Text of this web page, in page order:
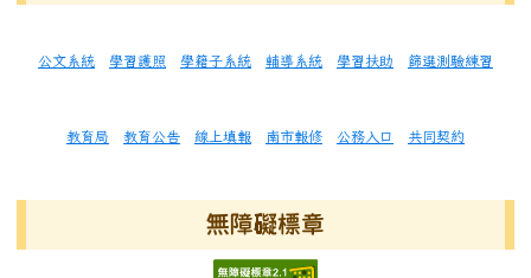
公文系統 學習護照 學籍子系統 輔導系統 學習扶助 篩選測驗練習
教育局 教育公告 線上填報 南市報修 公務入口 共同契約
無障礙標章